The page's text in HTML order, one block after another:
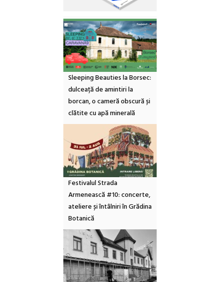
Sleeping Beauties la Borsec:
dulceață de amintiri la
borcan, o cameră obscură și
clătite cu apă minerală
Festivalul Strada
Armenească #10: concerte,
ateliere și întâlniri în Grădina
Botanică